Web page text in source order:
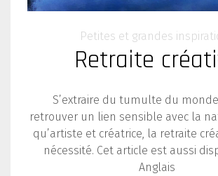
Petites et grandes
Retraite
S’extraire du tumulte du
retrouver un lien sensible avec la
qu’artiste et créatrice, la retraite
nécessité. Cet article est aussi
Anglais